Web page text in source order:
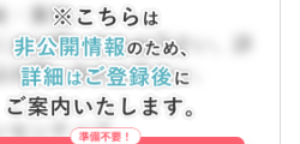
・賞与
はお問い合わせ下さい。詳
お問い合わせ下さい。
センティブ